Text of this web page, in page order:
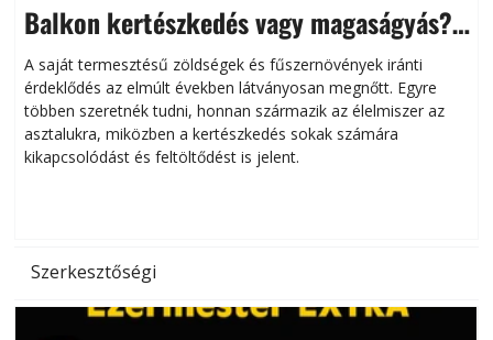
Balkon kertészkedés vagy magaságyás?
Helytakarékos kertészkedés
A saját termesztésű zöldségek és fűszernövények iránti
érdeklődés az elmúlt években látványosan megnőtt. Egyre
többen szeretnék tudni, honnan származik az élelmiszer az
asztalukra, miközben a kertészkedés sokak számára
kikapcsolódást és feltöltődést is jelent.
Szerkesztőségi